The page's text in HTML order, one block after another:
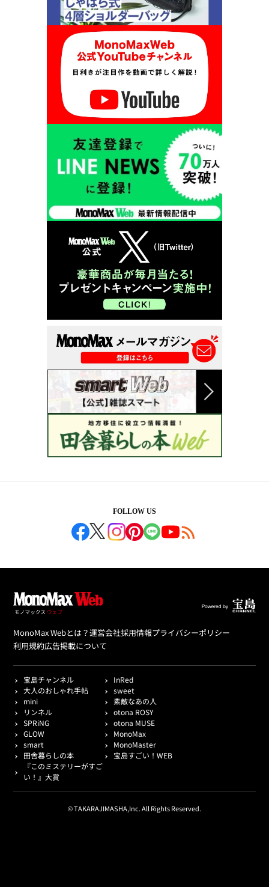
FOLLOW US
MonoMax Webとは？運営会社採用情報プライバシーポリシー
利用規約広告掲載について
宝島チャンネル
InRed
大人のおしゃれ手帖
sweet
mini
素敵なあの人
リンネル
otona ROSY
SPRiNG
otona MUSE
GLOW
MonoMax
smart
MonoMaster
田舎暮らしの本
宝島すごい！WEB
『このミステリーがすご
い！』大賞
© TAKARAJIMASHA,Inc. All Rights Reserved.